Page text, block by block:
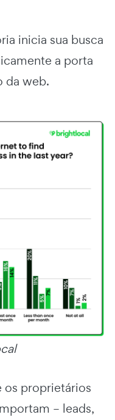
inicia sua busca
a porta
da web.
os proprietários
– leads,